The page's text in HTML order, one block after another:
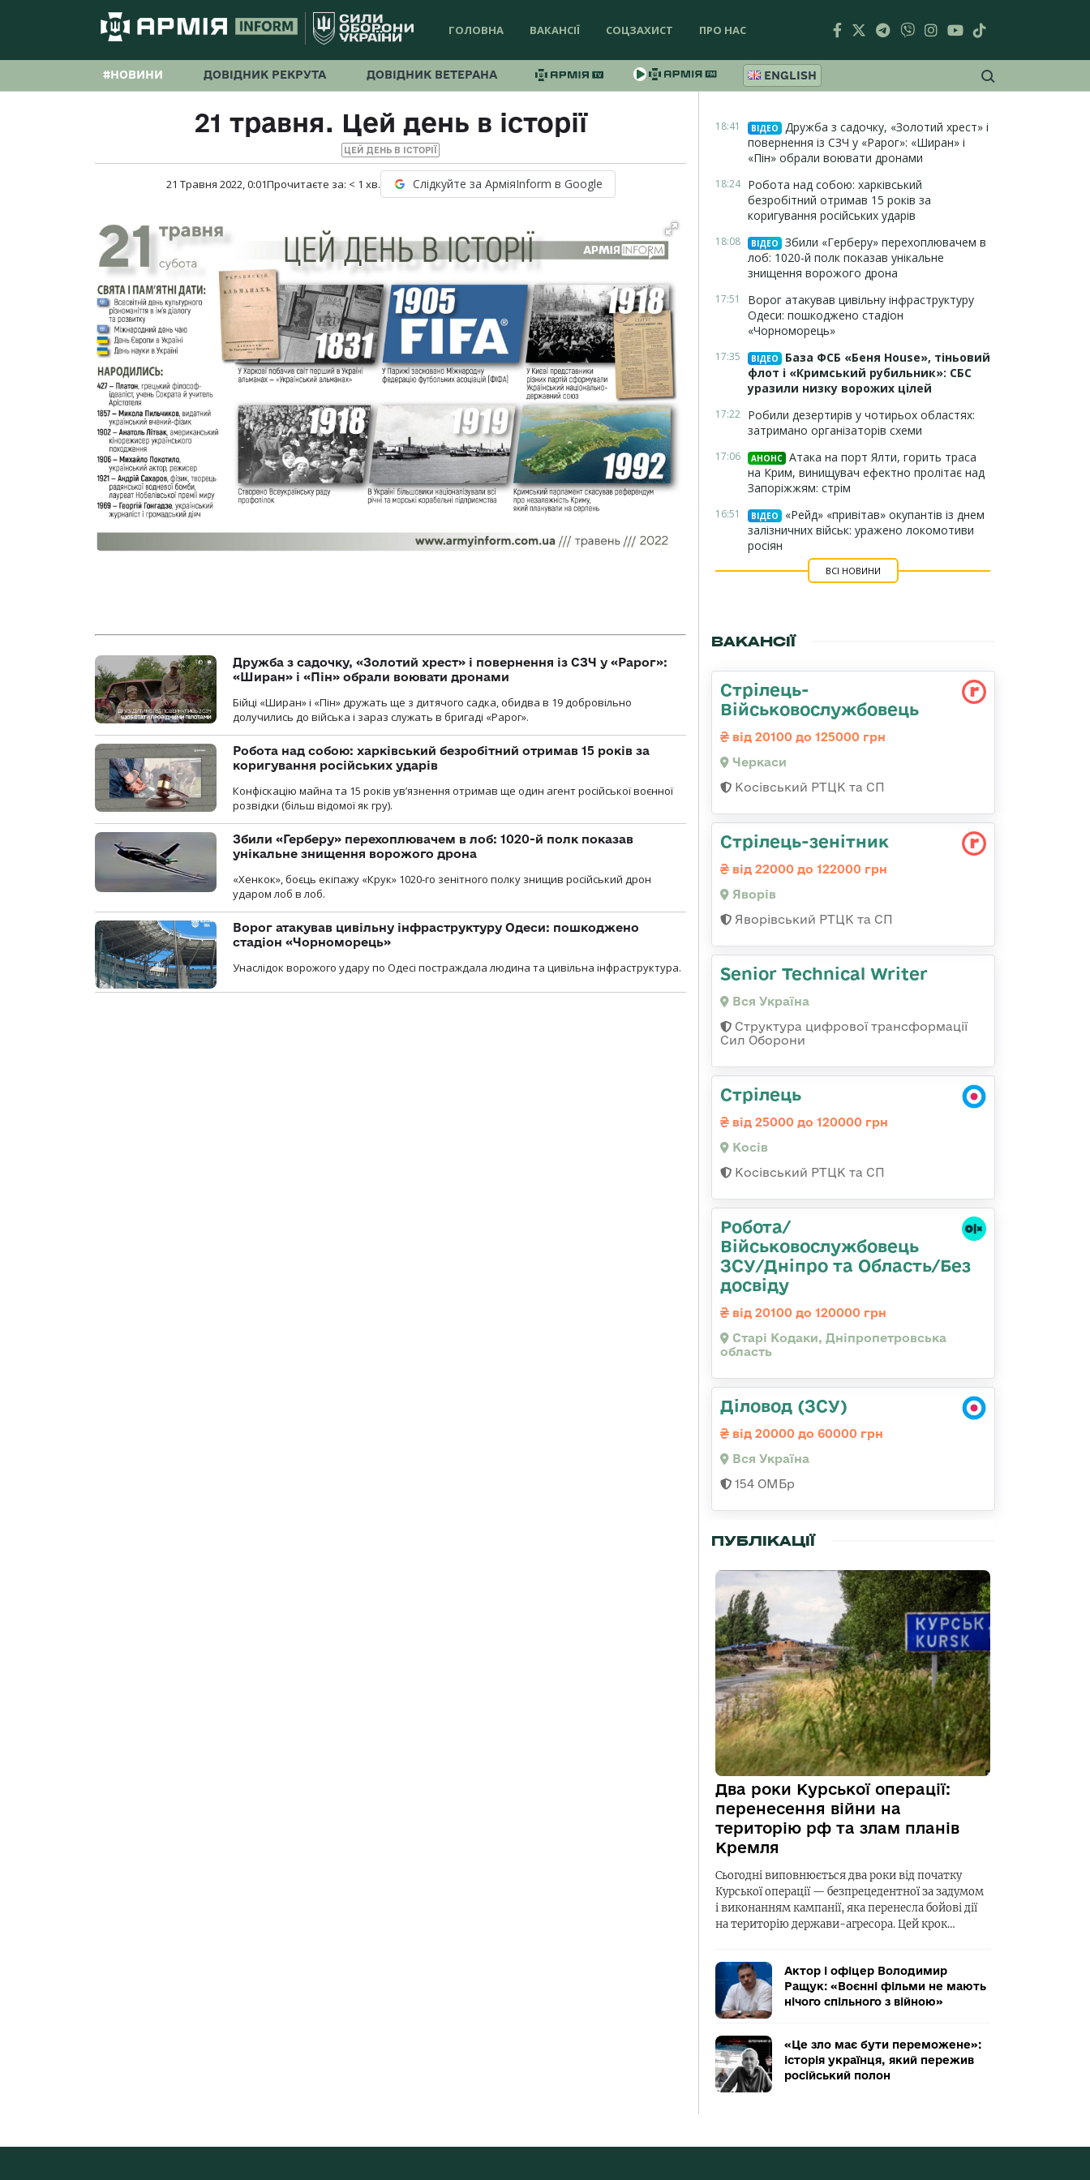
ГОЛОВНА ВАКАНСІЇ СОЦЗАХИСТ ПРО НАС
#НОВИНИ ДОВІДНИК РЕКРУТА ДОВІДНИК ВЕТЕРАНА ENGLISH
21 травня. Цей день в історії
ЦЕЙ ДЕНЬ В ІСТОРІЇ
21 Травня 2022, 0:01Прочитаєте за: < 1 хв. Слідкуйте за АрміяInform в Google
Дружба з садочку, «Золотий хрест» і повернення із СЗЧ у «Рарог»:
«Ширан» і «Пін» обрали воювати дронами
Бійці «Ширан» і «Пін» дружать ще з дитячого садка, обидва в 19 добровільно
долучились до війська і зараз служать в бригаді «Рарог».
Робота над собою: харківський безробітний отримав 15 років за
коригування російських ударів
Конфіскацію майна та 15 років увʼязнення отримав ще один агент російської воєнної
розвідки (більш відомої як гру).
Збили «Герберу» перехоплювачем в лоб: 1020-й полк показав
унікальне знищення ворожого дрона
«Хенкок», боєць екіпажу «Крук» 1020-го зенітного полку знищив російський дрон
ударом лоб в лоб.
Ворог атакував цивільну інфраструктуру Одеси: пошкоджено
стадіон «Чорноморець»
Унаслідок ворожого удару по Одесі постраждала людина та цивільна інфраструктура.
18:41 ВІДЕО
Дружба з садочку, «Золотий хрест» і
повернення із СЗЧ у «Рарог»: «Ширан» і
«Пін» обрали воювати дронами
18:24 Робота над собою: харківський
безробітний отримав 15 років за
коригування російських ударів
18:08 ВІДЕО
Збили «Герберу» перехоплювачем в
лоб: 1020-й полк показав унікальне
знищення ворожого дрона
17:51
Ворог атакував цивільну інфраструктуру
Одеси: пошкоджено стадіон
«Чорноморець»
17:35 ВІДЕО
База ФСБ «Беня House», тіньовий
флот і «Кримський рубильник»: СБС
уразили низку ворожих цілей
17:22 Робили дезертирів у чотирьох областях:
затримано організаторів схеми
17:06 АНОНС Атака на порт Ялти, горить траса
на Крим, винищувач ефектно пролітає над
Запоріжжям: стрім
16:51 ВІДЕО
«Рейд» «привітав» окупантів із днем
залізничних військ: уражено локомотиви
росіян
ВСІ НОВИНИ
ВАКАНСІЇ
Стрілець-
Військовослужбовець
від 20100 до 125000 грн
Черкаси
Косівський РТЦК та СП
Стрілець-зенітник
від 22000 до 122000 грн
Яворів
Яворівський РТЦК та СП
Senior Technical Writer
Вся Україна
Структура цифрової трансформації
Сил Оборони
Стрілець
від 25000 до 120000 грн
Косів
Косівський РТЦК та СП
Робота/
Військовослужбовець
ЗСУ/Дніпро та Область/Без
досвіду
від 20100 до 120000 грн
Старі Кодаки, Дніпропетровська
область
Діловод (ЗСУ)
від 20000 до 60000 грн
Вся Україна
154 ОМБр
ПУБЛІКАЦІЇ
Два роки Курської операції:
перенесення війни на
територію рф та злам планів
Кремля
Сьогодні виповнюється два роки від початку
Курської операції — безпрецедентної за задумом
і виконанням кампанії, яка перенесла бойові дії
на територію держави-агресора. Цей крок…
Актор і офіцер Володимир
Ращук: «Воєнні фільми не мають
нічого спільного з війною»
«Це зло має бути переможене»:
історія українця, який пережив
російський полон